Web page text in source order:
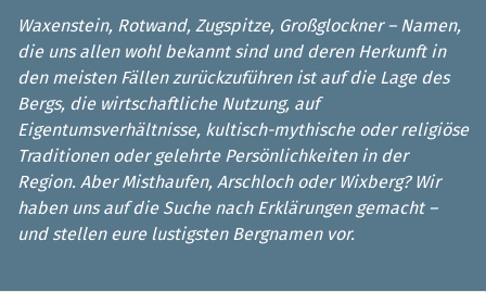
Waxenstein, Rotwand, Zugspitze, Großglockner – Namen,
die uns allen wohl bekannt sind und deren Herkunft in
den meisten Fällen zurückzuführen ist auf die Lage des
Bergs, die wirtschaftliche Nutzung, auf
Eigentumsverhältnisse, kultisch-mythische oder religiöse
Traditionen oder gelehrte Persönlichkeiten in der
Region. Aber Misthaufen, Arschloch oder Wixberg? Wir
haben uns auf die Suche nach Erklärungen gemacht –
und stellen eure lustigsten Bergnamen vor.